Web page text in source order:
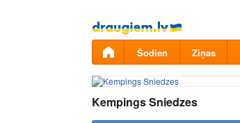
Pāriet
uz
saturu
Šodien Ziņas
Kempings Sniedzes